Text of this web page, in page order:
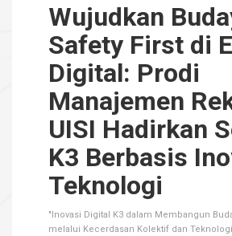
Wujudkan
Safety First di
Digital: Prodi
Manajemen
UISI Hadirkan
K3 Berbasis
Teknologi
"Inovasi Digital K3 dalam Membangun
melalui Kecerdasan Kolektif dan